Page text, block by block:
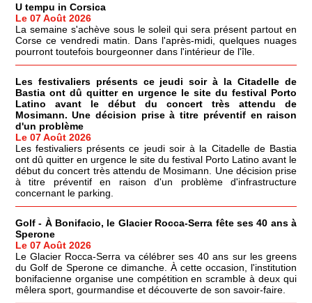
U tempu in Corsica
Le 07 Août 2026
La semaine s'achève sous le soleil qui sera présent partout en
Corse ce vendredi matin. Dans l'après-midi, quelques nuages
pourront toutefois bourgeonner dans l'intérieur de l'île.
Les festivaliers présents ce jeudi soir à la Citadelle de
Bastia ont dû quitter en urgence le site du festival Porto
Latino avant le début du concert très attendu de
Mosimann. Une décision prise à titre préventif en raison
d'un problème
Le 07 Août 2026
Les festivaliers présents ce jeudi soir à la Citadelle de Bastia
ont dû quitter en urgence le site du festival Porto Latino avant le
début du concert très attendu de Mosimann. Une décision prise
à titre préventif en raison d'un problème d'infrastructure
concernant le parking.
Golf - À Bonifacio, le Glacier Rocca-Serra fête ses 40 ans à
Sperone
Le 07 Août 2026
Le Glacier Rocca-Serra va célébrer ses 40 ans sur les greens
du Golf de Sperone ce dimanche. À cette occasion, l'institution
bonifacienne organise une compétition en scramble à deux qui
mêlera sport, gourmandise et découverte de son savoir-faire.